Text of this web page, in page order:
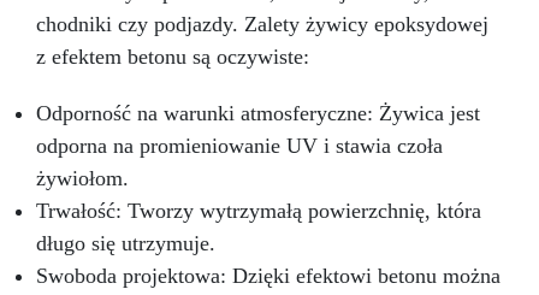
chodniki czy podjazdy. Zalety żywicy epoksydowej
z efektem betonu są oczywiste:
Odporność na warunki atmosferyczne: Żywica jest
odporna na promieniowanie UV i stawia czoła
żywiołom.
Trwałość: Tworzy wytrzymałą powierzchnię, która
długo się utrzymuje.
Swoboda projektowa: Dzięki efektowi betonu można